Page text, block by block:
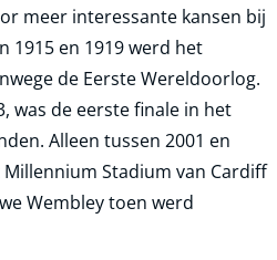
meer interessante kansen bij
1915 en 1919 werd het
de Eerste Wereldoorlog.
was de eerste finale in het
Alleen tussen 2001 en
Stadium van Cardiff
Wembley toen werd